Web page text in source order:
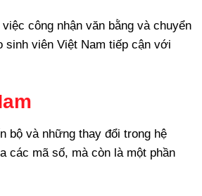
công nhận văn bằng và chuyển
viên Việt Nam tiếp cận với
bộ và những thay đổi trong hệ
các mã số, mà còn là một phần